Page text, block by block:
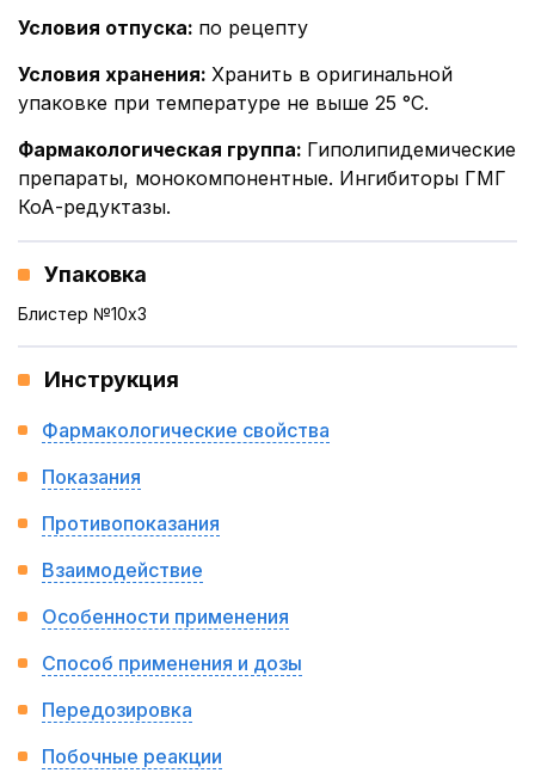
Условия отпуска: по рецепту
Условия хранения: Хранить в оригинальной
упаковке при температуре не выше 25 °С.
Фармакологическая группа: Гиполипидемические
препараты, монокомпонентные. Ингибиторы ГМГ
КоА-редуктазы.
Упаковка
Блистер №10x3
Инструкция
Фармакологические свойства
Показания
Противопоказания
Взаимодействие
Особенности применения
Способ применения и дозы
Передозировка
Побочные реакции